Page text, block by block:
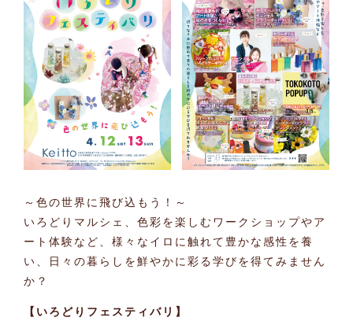
～色の世界に飛び込もう！～
いろどりマルシェ、色彩を楽しむワークショップやア
ート体験など、様々なイロに触れて豊かな感性を養
い、日々の暮らしを鮮やかに彩る学びを得てみません
か？
【いろどりフェスティバリ】